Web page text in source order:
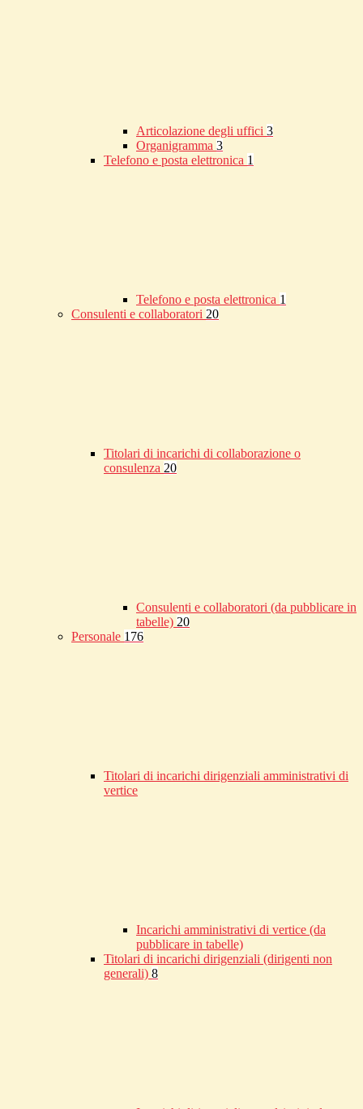
Articolazione degli uffici 3
Organigramma 3
Telefono e posta elettronica 1
Telefono e posta elettronica 1
Consulenti e collaboratori 20
Titolari di incarichi di collaborazione o
consulenza 20
Consulenti e collaboratori (da pubblicare in
tabelle) 20
Personale 176
Titolari di incarichi dirigenziali amministrativi di
vertice
Incarichi amministrativi di vertice (da
pubblicare in tabelle)
Titolari di incarichi dirigenziali (dirigenti non
generali) 8